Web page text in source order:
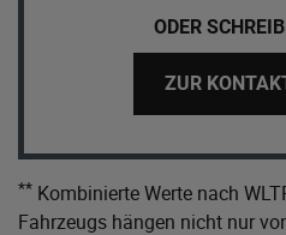
ODER
ZUR
** Kombinierte Werte nach
Fahrzeugs hängen nicht nur